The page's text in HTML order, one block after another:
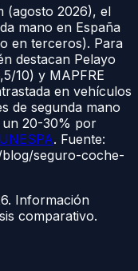
(agosto 2026), el
mano en España
en terceros). Para
destacan Pelayo
10) y MAPFRE
en vehículos
de segunda mano
un 20-30% por
UNESPA. Fuente:
seguro-coche-
. Información
comparativo.